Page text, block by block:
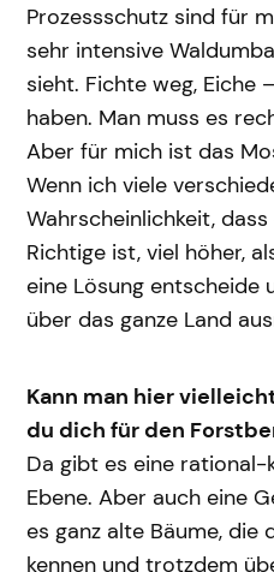
Prozessschutz sind für
sehr intensive
sieht. Fichte weg, Eiche
haben. Man muss es
Aber für mich ist das
Wenn ich viele
Wahrscheinlichkeit,
Richtige ist, viel höher,
eine Lösung entscheide
über das ganze Land
Kann man hier
du dich für den
Da gibt es eine rational-
Ebene. Aber auch eine
es ganz alte Bäume, die
kennen und trotzdem